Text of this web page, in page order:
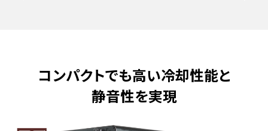
コンパクトでも高い冷却性能と
静音性を実現